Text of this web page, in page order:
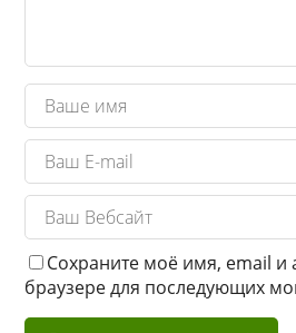
Сохраните моё имя, email и
браузере для последующих